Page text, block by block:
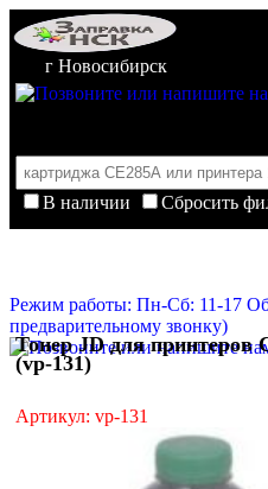
г Новосибирск
В наличии
Сбросить
Режим работы: Пн-Сб: 11-17
предварительному звонку)
Тонер JD для принтеров
(vp-131)
Артикул: vp-131